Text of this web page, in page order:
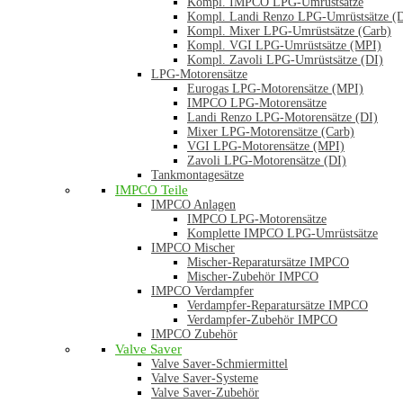
Kompl. Landi Renzo LPG-Umrüstsätze
Kompl. Mixer LPG-Umrüstsätze (Carb)
Kompl. VGI LPG-Umrüstsätze (MPI)
Kompl. Zavoli LPG-Umrüstsätze (DI)
LPG-Motorensätze
Eurogas LPG-Motorensätze (MPI)
IMPCO LPG-Motorensätze
Landi Renzo LPG-Motorensätze (DI)
Mixer LPG-Motorensätze (Carb)
VGI LPG-Motorensätze (MPI)
Zavoli LPG-Motorensätze (DI)
Tankmontagesätze
IMPCO Teile
IMPCO Anlagen
IMPCO LPG-Motorensätze
Komplette IMPCO LPG-Umrüstsätze
IMPCO Mischer
Mischer-Reparatursätze IMPCO
Mischer-Zubehör IMPCO
IMPCO Verdampfer
Verdampfer-Reparatursätze IMPCO
Verdampfer-Zubehör IMPCO
IMPCO Zubehör
Valve Saver
Valve Saver-Schmiermittel
Valve Saver-Systeme
Valve Saver-Zubehör